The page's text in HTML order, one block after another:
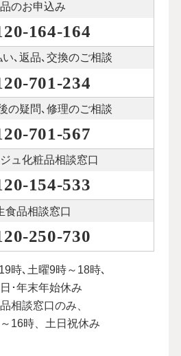
のお申込み
164-164
､ 返品､交換のご相談
701-234
の疑問､修理のご相談
701-567
ュ化粧品相談窓口
154-533
食品相談窓口
250-730
時､土曜9時～18時､
･年末年始休み
相談窓口のみ、
16時、土日祝休み